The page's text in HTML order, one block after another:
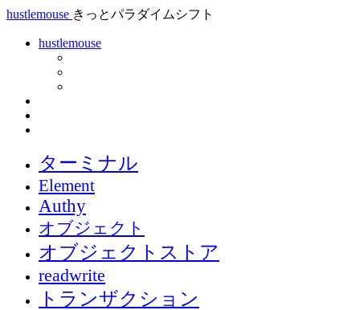
hustlemouse きっとパラダイムシフト
hustlemouse
ターミナル
Element
Authy
オブジェクト
オブジェクトストア
readwrite
トランザクション